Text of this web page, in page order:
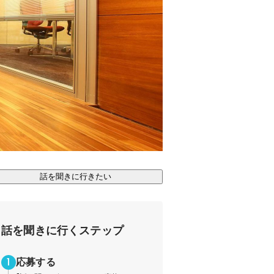
話を聞きに行きたい
話を聞きに行くステップ
応募する